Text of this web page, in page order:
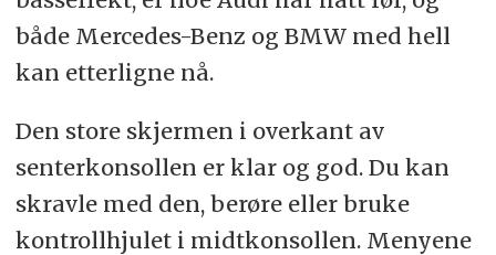
både Mercedes-Benz og BMW med hell
kan etterligne nå.
Den store skjermen i overkant av
senterkonsollen er klar og god. Du kan
skravle med den, berøre eller bruke
kontrollhjulet i midtkonsollen. Menyene